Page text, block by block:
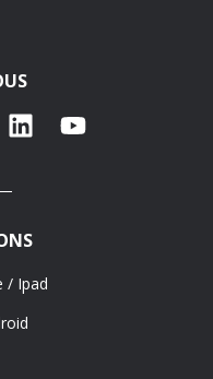
LinkedInYouTube
/ Ipad